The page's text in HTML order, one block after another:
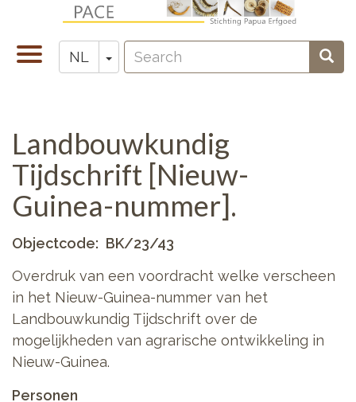
naarNavigatie
wisselen
NL Toggle Dropdown
Zoeken
Search
Landbouwkundig
Tijdschrift [Nieuw-
Guinea-nummer].
Objectcode
BK/23/43
Overdruk van een voordracht welke verscheen
in het Nieuw-Guinea-nummer van het
Landbouwkundig Tijdschrift over de
mogelijkheden van agrarische ontwikkeling in
Nieuw-Guinea.
Personen